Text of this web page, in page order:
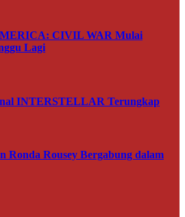
CIVIL WAR Mulai
Lagi
INTERSTELLAR Terungkap
Ronda Rousey Bergabung dalam